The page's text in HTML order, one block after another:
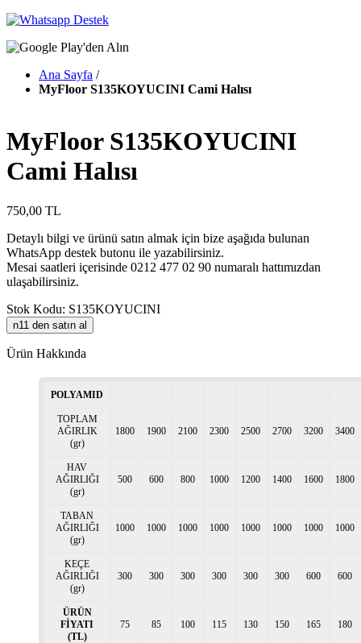
Ana Sayfa /
MyFloor S135KOYUCINI Cami Halısı
MyFloor S135KOYUCINI
Cami Halısı
750,00 TL
Detaylı bilgi ve ürünü satın almak için bize aşağıda bulunan
WhatsApp destek butonu ile yazabilirsiniz.
Mesai saatleri içerisinde 0212 477 02 90 numaralı hattımızdan
ulaşabilirsiniz.
Stok Kodu: S135KOYUCINI
n11 den satın al
Ürün Hakkında
POLYAMID
TOPLAM
AĞIRLIK
(gr)
1800 1900 2100 2300 2500 2700 3200 3400
HAV
AĞIRLIĞI
(gr)
500 600 800 1000 1200 1400 1600 1800
TABAN
AĞIRLIĞI
(gr)
1000 1000 1000 1000 1000 1000 1000 1000
KEÇE
AĞIRLIĞI
(gr)
300 300 300 300 300 300 600 600
ÜRÜN
FİYATI
(TL)
75 85 100 115 130 150 165 180